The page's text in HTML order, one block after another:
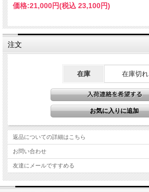
価格:21,000円(税込 23,100円)
注文
在庫 在庫切れ
返品についての詳細はこちら
お問い合わせ
友達にメールですすめる